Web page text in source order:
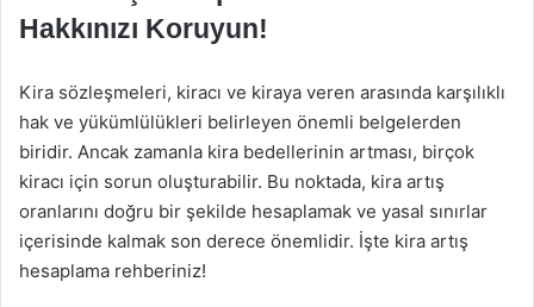
Hakkınızı Koruyun!
Kira sözleşmeleri, kiracı ve kiraya veren arasında karşılıklı
hak ve yükümlülükleri belirleyen önemli belgelerden
biridir. Ancak zamanla kira bedellerinin artması, birçok
kiracı için sorun oluşturabilir. Bu noktada, kira artış
oranlarını doğru bir şekilde hesaplamak ve yasal sınırlar
içerisinde kalmak son derece önemlidir. İşte kira artış
hesaplama rehberiniz!